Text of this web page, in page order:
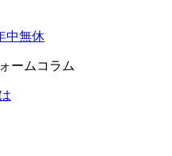
中無休
ームコラム